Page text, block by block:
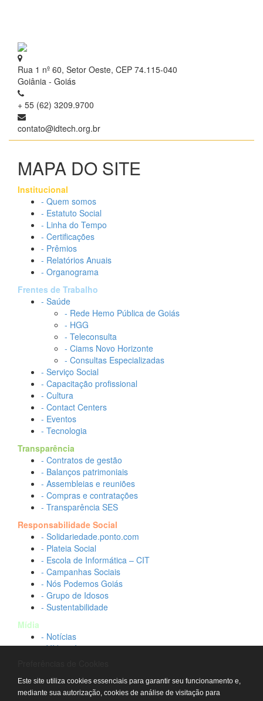
Rua 1 nº 60, Setor Oeste, CEP 74.115-040
Goiânia - Goiás
+ 55 (62) 3209.9700
contato@idtech.org.br
MAPA DO SITE
Institucional
- Quem somos
- Estatuto Social
- Linha do Tempo
- Certificações
- Prêmios
- Relatórios Anuais
- Organograma
Frentes de Trabalho
- Saúde
- Rede Hemo Pública de Goiás
- HGG
- Teleconsulta
- Ciams Novo Horizonte
- Consultas Especializadas
- Serviço Social
- Capacitação profissional
- Cultura
- Contact Centers
- Eventos
- Tecnologia
Transparência
- Contratos de gestão
- Balanços patrimoniais
- Assembleias e reuniões
- Compras e contratações
- Transparência SES
Responsabilidade Social
- Solidariedade.ponto.com
- Plateia Social
- Escola de Informática – CIT
- Campanhas Sociais
- Nós Podemos Goiás
- Grupo de Idosos
- Sustentabilidade
Mídia
- Notícias
- Vídeos Institucionais
Contato
- Fale conosco
Este site utiliza cookies essenciais para garantir seu funcionamento e,
mediante sua autorização, cookies de análise de visitação para